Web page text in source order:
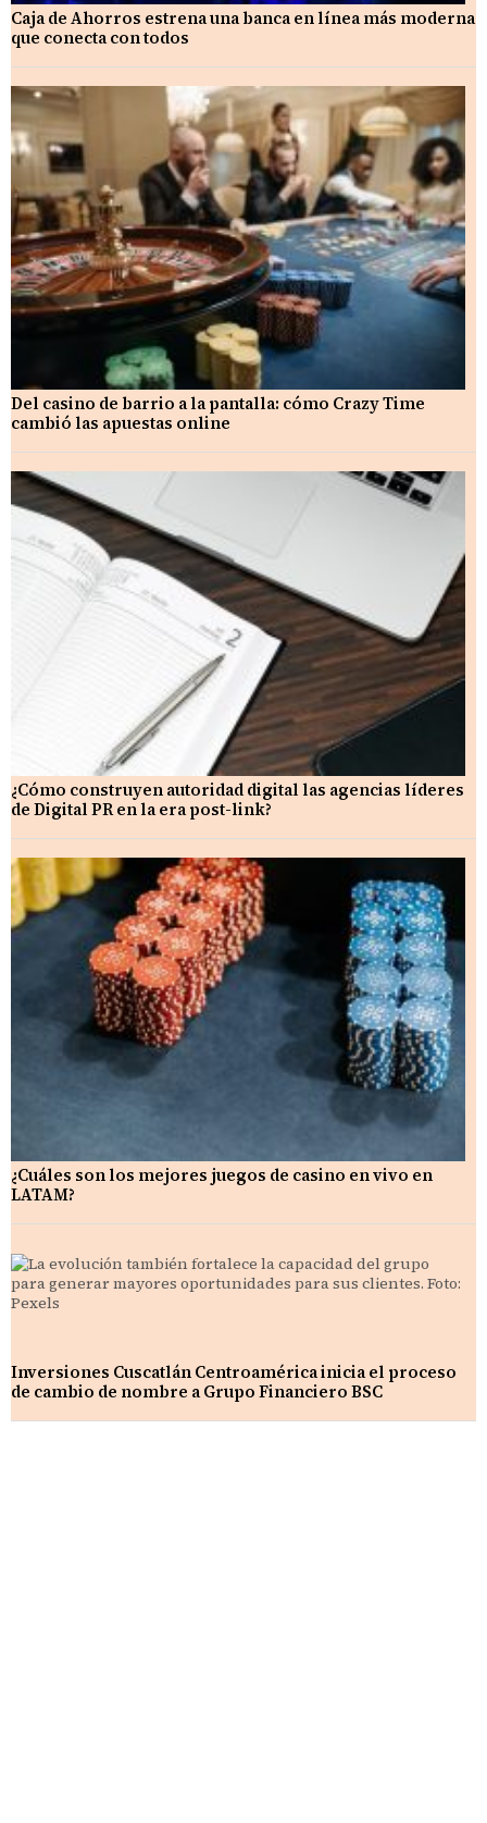
Caja de Ahorros estrena una banca en línea más moderna
que conecta con todos
Del casino de barrio a la pantalla: cómo Crazy Time
cambió las apuestas online
¿Cómo construyen autoridad digital las agencias líderes
de Digital PR en la era post-link?
¿Cuáles son los mejores juegos de casino en vivo en
LATAM?
Inversiones Cuscatlán Centroamérica inicia el proceso
de cambio de nombre a Grupo Financiero BSC